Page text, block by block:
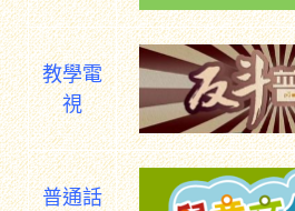
教學電
視
普通話